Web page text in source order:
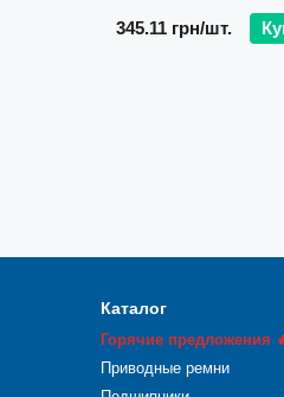
345.11 грн/шт.
Каталог
Горячие предложения
Приводные ремни